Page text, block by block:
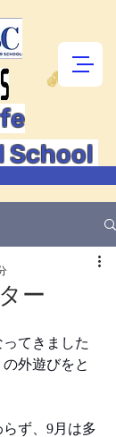
School
ー
てきました
外遊びをと
ず、9月は多